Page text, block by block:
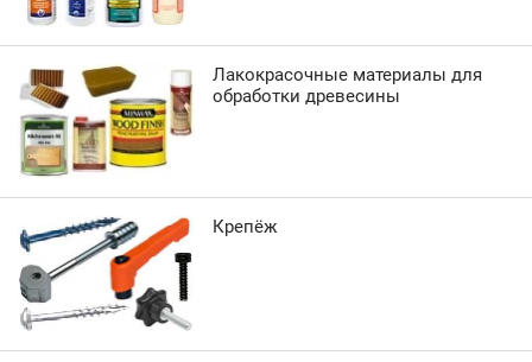
Лакокрасочные материалы для
обработки древесины
Крепёж